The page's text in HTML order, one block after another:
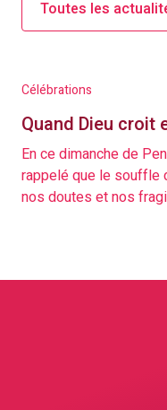
Toutes les
Célébrations
Quand Dieu croit
En ce dimanche de
rappelé que le souffle
nos doutes et nos